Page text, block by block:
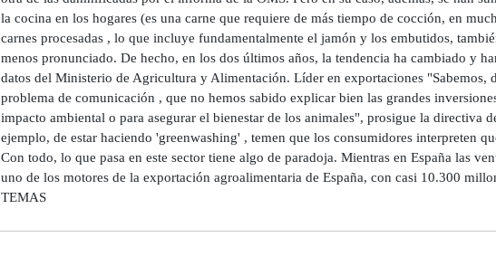
la cocina en los hogares (es una carne que requiere de más tiempo de cocción, en
carnes procesadas , lo que incluye fundamentalmente el jamón y los embutidos,
menos pronunciado. De hecho, en los dos últimos años, la tendencia ha cambiado y
datos del Ministerio de Agricultura y Alimentación. Líder en exportaciones "Sabemos,
problema de comunicación , que no hemos sabido explicar bien las grandes
impacto ambiental o para asegurar el bienestar de los animales", prosigue la directiva
ejemplo, de estar haciendo 'greenwashing' , temen que los consumidores interpreten
Con todo, lo que pasa en este sector tiene algo de paradoja. Mientras en España las
uno de los motores de la exportación agroalimentaria de España, con casi 10.300
TEMAS